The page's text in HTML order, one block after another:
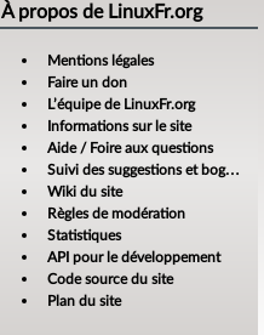
À propos de LinuxFr.org
Mentions légales
Faire un don
L’équipe de LinuxFr.org
Informations sur le site
Aide / Foire aux questions
Suivi des suggestions et bogues
Wiki du site
Règles de modération
Statistiques
API pour le développement
Code source du site
Plan du site